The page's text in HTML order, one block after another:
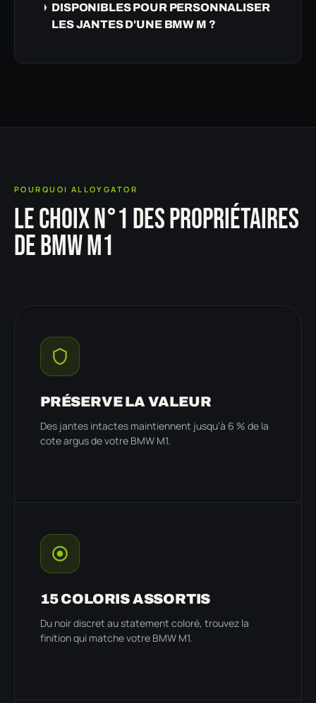
DISPONIBLES POUR PERSONNALISER
LES JANTES D'UNE BMW M ?
POURQUOI ALLOYGATOR
LE CHOIX N°1 DES PROPRIÉTAIRES
DE BMW M1
PRÉSERVE LA VALEUR
Des jantes intactes maintiennent jusqu'à 6 % de la
cote argus de votre BMW M1.
15 COLORIS ASSORTIS
Du noir discret au statement coloré, trouvez la
finition qui matche votre BMW M1.